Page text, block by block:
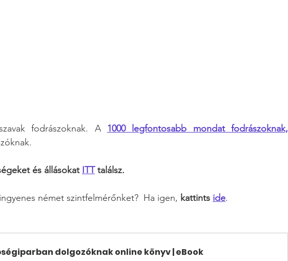
fodrászoknak. A 1000 legfontosabb mondat fodrászoknak,
és állásokat ITT találsz.
német szintfelmérőnket?  Ha igen, kattints ide.
dolgozóknak online könyv | eBook